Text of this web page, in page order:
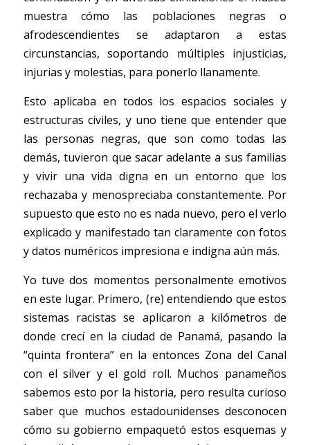
muestra cómo las poblaciones negras o
afrodescendientes se adaptaron a estas
circunstancias, soportando múltiples injusticias,
injurias y molestias, para ponerlo llanamente.
Esto aplicaba en todos los espacios sociales y
estructuras civiles, y uno tiene que entender que
las personas negras, que son como todas las
demás, tuvieron que sacar adelante a sus familias
y vivir una vida digna en un entorno que los
rechazaba y menospreciaba constantemente. Por
supuesto que esto no es nada nuevo, pero el verlo
explicado y manifestado tan claramente con fotos
y datos numéricos impresiona e indigna aún más.
Yo tuve dos momentos personalmente emotivos
en este lugar. Primero, (re) entendiendo que estos
sistemas racistas se aplicaron a kilómetros de
donde crecí en la ciudad de Panamá, pasando la
“quinta frontera” en la entonces Zona del Canal
con el silver y el gold roll. Muchos panameños
sabemos esto por la historia, pero resulta curioso
saber que muchos estadounidenses desconocen
cómo su gobierno empaquetó estos esquemas y